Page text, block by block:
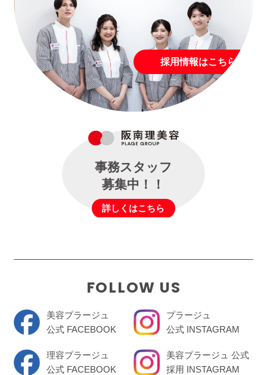
採用情報はこちら
事務スタッフ
募集中！！
詳しくはこちら
FOLLOW US
美容プラージュ
公式 FACEBOOK
理容プラージュ
公式 FACEBOOK
プラージュ
公式 INSTAGRAM
美容プラージュ 公式
採用 INSTAGRAM